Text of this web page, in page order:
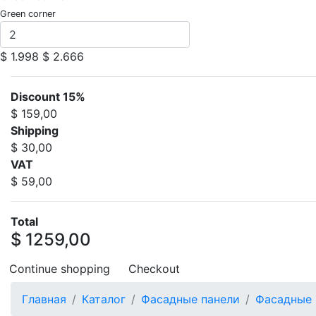
Green corner
$ 1.998 $ 2.666
Discount 15%
$ 159,00
Shipping
$ 30,00
VAT
$ 59,00
Total
$ 1259,00
Continue shopping Checkout
Главная Каталог Фасадные панели Фасадные